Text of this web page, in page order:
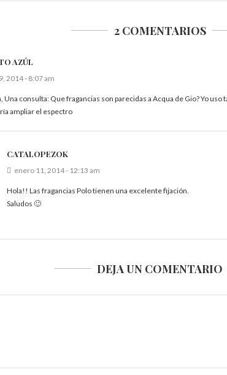
2 COMENTARIOS
AZÚL
2014 - 8:07 am
Una consulta: Que fragancias son parecidas a Acqua de Gio? Yo
ampliar el espectro
CATALOPEZOK
enero 11, 2014 - 12:13 am
Hola!! Las fragancias Polo tienen una excelente fijación.
Saludos 🙂
DEJA UN COMENTARIO